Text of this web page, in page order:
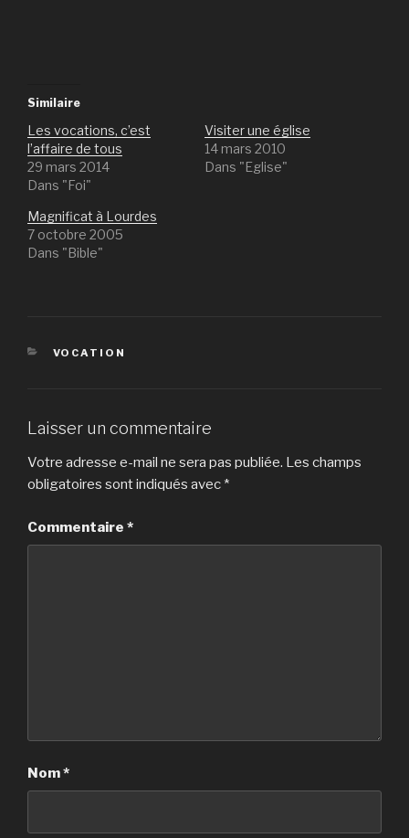
Similaire
Les vocations, c’est
l’affaire de tous
29 mars 2014
Dans "Foi"
Visiter une église
14 mars 2010
Dans "Eglise"
Magnificat à Lourdes
7 octobre 2005
Dans "Bible"
CATÉGORIES
VOCATION
Laisser un commentaire
Votre adresse e-mail ne sera pas publiée. Les champs
obligatoires sont indiqués avec *
Commentaire *
Nom*